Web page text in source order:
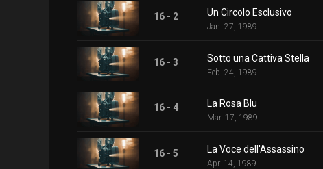
16 - 2 Un Circolo Esclusivo
Jan. 27, 1989
16 - 3 Sotto una Cattiva Stella
Feb. 24, 1989
16 - 4 La Rosa Blu
Mar. 17, 1989
16 - 5 La Voce dell'Assassino
Apr. 14, 1989